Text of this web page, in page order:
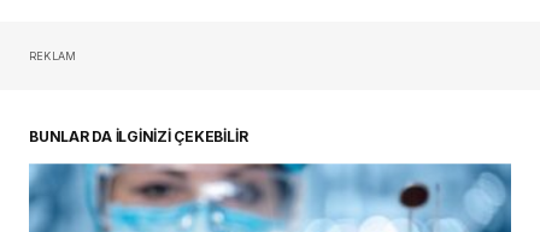
REKLAM
BUNLAR DA İLGİNİZİ ÇEKEBİLİR